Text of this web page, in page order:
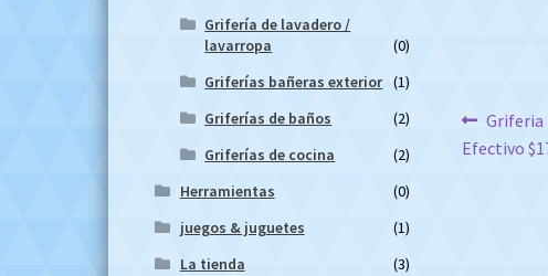
de
Griferia
Efectivo
Grifería de lavadero /
lavarropa
(0)
Griferías bañeras exterior (1)
Griferías de baños
(2)
Griferías de cocina
(2)
Herramientas
(0)
juegos & juguetes
(1)
La tienda
(3)